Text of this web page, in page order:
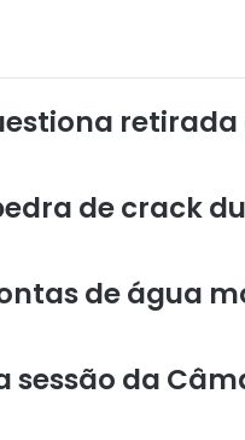
de crack
de água
da